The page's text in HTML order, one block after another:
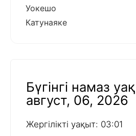
Уокешо
Катунаяке
Бүгінгі намаз
август, 06, 2026
Жергілікті уақыт: 03:01